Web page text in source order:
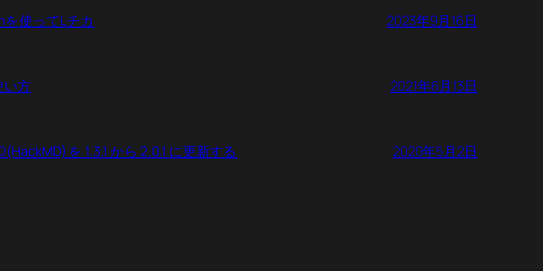
使ってLチカ 2023年9月16日
い方 2021年6月13日
を 1.3.1 から 2.0.1 に更新する 2020年5月2日